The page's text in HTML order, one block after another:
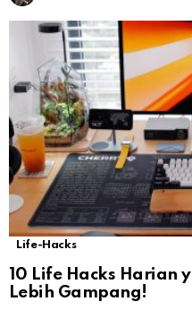
Life-Hacks
10 Life Hacks Harian
Lebih Gampang!